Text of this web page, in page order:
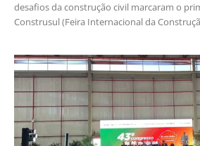
desafios da construção civil marcaram o
Construsul (Feira Internacional da